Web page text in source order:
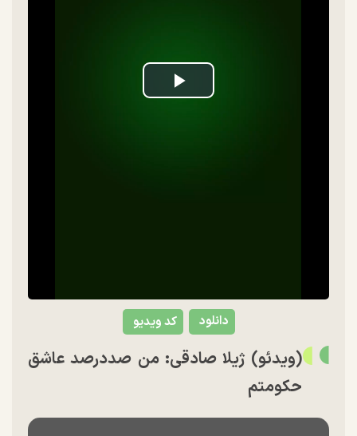
Play
کد ویدیو دانلود
(ویدئو) ژیلا صادقی: من صددرصد عاشق
حکومتم